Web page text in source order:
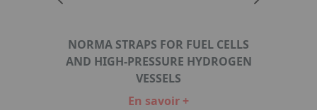
NORMA STRAPS FOR FUEL CELLS
AND HIGH-PRESSURE HYDROGEN
VESSELS
En savoir +